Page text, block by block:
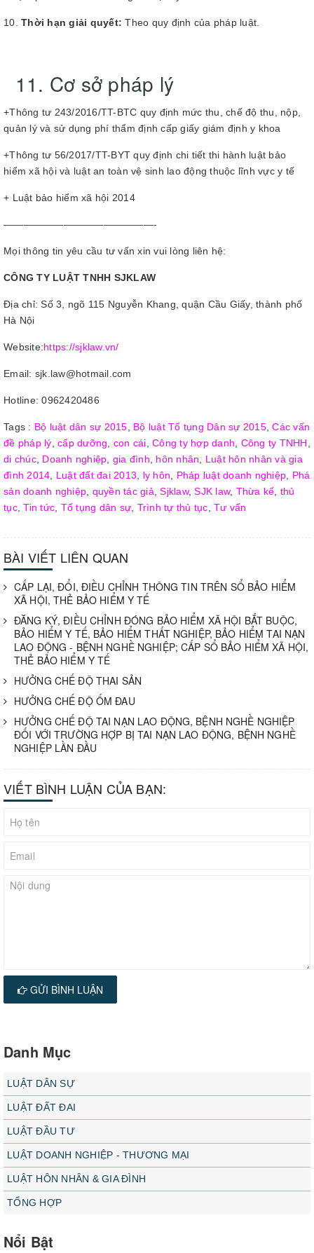
10. Thời hạn giải quyết: Theo quy định của pháp luật.
11. Cơ sở pháp lý
+Thông tư 243/2016/TT-BTC quy định mức thu, chế độ thu, nộp,
quản lý và sử dụng phí thẩm định cấp giấy giám định y khoa
+Thông tư 56/2017/TT-BYT quy định chi tiết thi hành luật bảo
hiểm xã hội và luật an toàn vệ sinh lao động thuộc lĩnh vực y tế
+ Luật bảo hiểm xã hội 2014
———————————————-
Mọi thông tin yêu cầu tư vấn xin vui lòng liên hệ:
CÔNG TY LUẬT TNHH SJKLAW
Địa chỉ: Số 3, ngõ 115 Nguyễn Khang, quận Cầu Giấy, thành phố
Hà Nội
Website:https://sjklaw.vn/
Email: sjk.law@hotmail.com
Hotline: 0962420486
Tags : Bộ luật dân sự 2015 Bộ luật Tố tụng Dân sự 2015,Các vấn
đề pháp lý cấp dưỡng con cái Công ty hợp danh Công ty TNHH
di chúc, Doanh nghiệp gia đình hôn nhân
Luật hôn nhân và gia
đình 2014
Luật đất đai 2013 ly hôn Pháp luật doanh nghiệp
Phá
sản doanh nghiệp quyền tác giả ,Sjklaw,SJK law, Thừa kế thủ
tục,Tin tức Tố tụng dân sự Trình tự thủ tục Tư vấn
BÀI VIẾT LIÊN QUAN
CẤP LẠI, ĐỔI, ĐIỀU CHỈNH THÔNG TIN TRÊN SỔ BẢO HIỂM
XÃ HỘI, THẺ BẢO HIỂM Y TẾ
ĐĂNG KÝ, ĐIỀU CHỈNH ĐÓNG BẢO HIỂM XÃ HỘI BẮT BUỘC,
BẢO HIỂM Y TẾ, BẢO HIỂM THẤT NGHIỆP, BẢO HIỂM TAI NẠN
LAO ĐỘNG - BỆNH NGHỀ NGHIỆP; CẤP SỔ BẢO HIỂM XÃ HỘI,
THẺ BẢO HIỂM Y TẾ
HƯỞNG CHẾ ĐỘ THAI SẢN
HƯỞNG CHẾ ĐỘ ỐM ĐAU
HƯỞNG CHẾ ĐỘ TAI NẠN LAO ĐỘNG, BỆNH NGHỀ NGHIỆP
ĐỐI VỚI TRƯỜNG HỢP BỊ TAI NẠN LAO ĐỘNG, BỆNH NGHỀ
NGHIỆP LẦN ĐẦU
VIẾT BÌNH LUẬN CỦA BẠN:
GỬI BÌNH LUẬN
Danh Mục
LUẬT DÂN SỰ
LUẬT ĐẤT ĐAI
LUẬT ĐẦU TƯ
LUẬT DOANH NGHIỆP - THƯƠNG MẠI
LUẬT HÔN NHÂN & GIA ĐÌNH
TỔNG HỢP
Nổi Bật